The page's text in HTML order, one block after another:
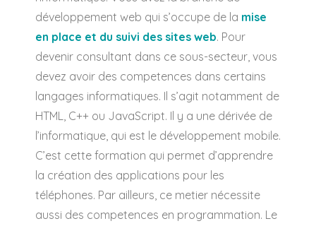
développement web qui s’occupe de la mise
en place et du suivi des sites web. Pour
devenir consultant dans ce sous-secteur, vous
devez avoir des competences dans certains
langages informatiques. Il s’agit notamment de
HTML, C++ ou JavaScript. Il y a une dérivée de
l’informatique, qui est le développement mobile.
C’est cette formation qui permet d’apprendre
la création des applications pour les
téléphones. Par ailleurs, ce metier nécessite
aussi des competences en programmation. Le